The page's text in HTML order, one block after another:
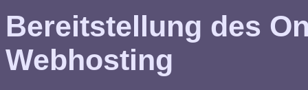
Bereitstellung des
Webhosting